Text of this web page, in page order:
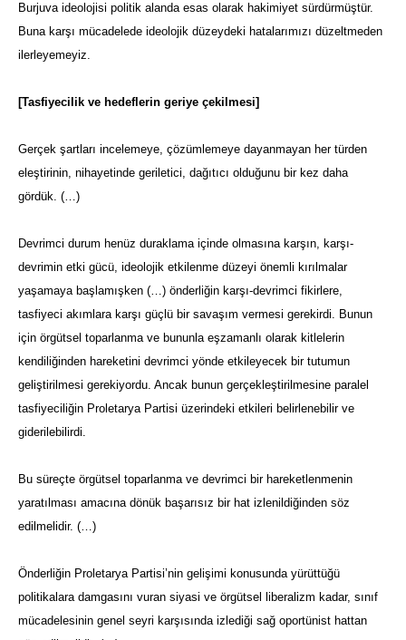
Burjuva ideolojisi politik alanda esas olarak hakimiyet sürdürmüştür.
Buna karşı mücadelede ideolojik düzeydeki hatalarımızı düzeltmeden
ilerleyemeyiz.
[Tasfiyecilik ve hedeflerin geriye çekilmesi]
Gerçek şartları incelemeye, çözümlemeye dayanmayan her türden
eleştirinin, nihayetinde geriletici, dağıtıcı olduğunu bir kez daha
gördük. (…)
Devrimci durum henüz duraklama içinde olmasına karşın, karşı-
devrimin etki gücü, ideolojik etkilenme düzeyi önemli kırılmalar
yaşamaya başlamışken (…) önderliğin karşı-devrimci fikirlere,
tasfiyeci akımlara karşı güçlü bir savaşım vermesi gerekirdi. Bunun
için örgütsel toparlanma ve bununla eşzamanlı olarak kitlelerin
kendiliğinden hareketini devrimci yönde etkileyecek bir tutumun
geliştirilmesi gerekiyordu. Ancak bunun gerçekleştirilmesine paralel
tasfiyeciliğin Proletarya Partisi üzerindeki etkileri belirlenebilir ve
giderilebilirdi.
Bu süreçte örgütsel toparlanma ve devrimci bir hareketlenmenin
yaratılması amacına dönük başarısız bir hat izlenildiğinden söz
edilmelidir. (…)
Önderliğin Proletarya Partisi’nin gelişimi konusunda yürüttüğü
politikalara damgasını vuran siyasi ve örgütsel liberalizm kadar, sınıf
mücadelesinin genel seyri karşısında izlediği sağ oportünist hattan